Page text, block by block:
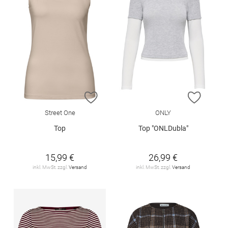
ZUR WUNSCHLISTE HINZUFÜGEN
Street One
Top
15,99 €
inkl. MwSt. zzgl. Versand
ZUR
ONLY
Top "ONLDubla"
26,99 €
inkl. MwSt. zzgl. Versand